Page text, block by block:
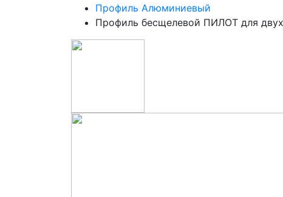
Профиль Алюминиевый
Профиль бесщелевой ПИЛОТ для